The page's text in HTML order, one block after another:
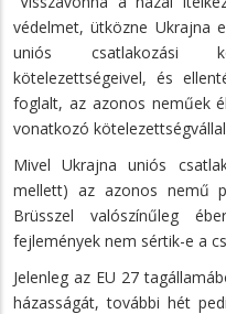
védelmet, ütközne Ukrajna
uniós csatlakozási
kötelezettségeivel, és
foglalt, az azonos neműek
vonatkozó
Mivel Ukrajna uniós
mellett) az azonos nemű
Brüsszel valószínűleg
fejlemények nem sértik-e a
Jelenleg az EU 27
házasságát, további hét